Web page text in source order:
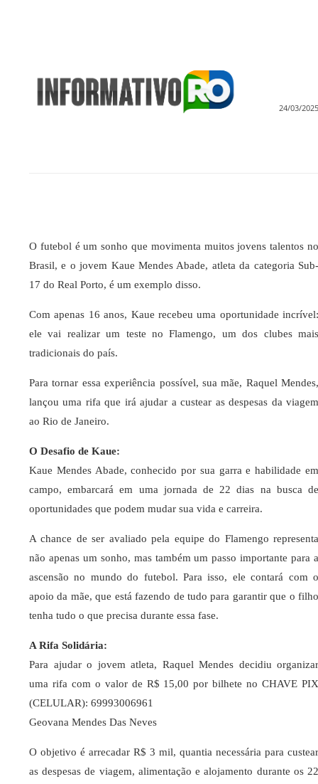
24/03/2025
O futebol é um sonho que movimenta muitos jovens talentos no
Brasil, e o jovem Kaue Mendes Abade, atleta da categoria Sub-
17 do Real Porto, é um exemplo disso.
Com apenas 16 anos, Kaue recebeu uma oportunidade incrível:
ele vai realizar um teste no Flamengo, um dos clubes mais
tradicionais do país.
Para tornar essa experiência possível, sua mãe, Raquel Mendes,
lançou uma rifa que irá ajudar a custear as despesas da viagem
ao Rio de Janeiro.
O Desafio de Kaue:
Kaue Mendes Abade, conhecido por sua garra e habilidade em
campo, embarcará em uma jornada de 22 dias na busca de
oportunidades que podem mudar sua vida e carreira.
A chance de ser avaliado pela equipe do Flamengo representa
não apenas um sonho, mas também um passo importante para a
ascensão no mundo do futebol. Para isso, ele contará com o
apoio da mãe, que está fazendo de tudo para garantir que o filho
tenha tudo o que precisa durante essa fase.
A Rifa Solidária:
Para ajudar o jovem atleta, Raquel Mendes decidiu organizar
uma rifa com o valor de R$ 15,00 por bilhete no CHAVE PIX
(CELULAR): 69993006961
Geovana Mendes Das Neves
O objetivo é arrecadar R$ 3 mil, quantia necessária para custear
as despesas de viagem, alimentação e alojamento durante os 22